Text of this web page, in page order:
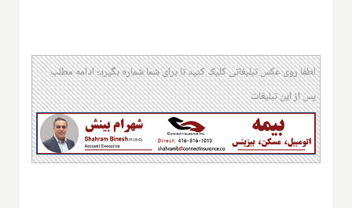
لطفا روی عکس تبلیغاتی کلیک کنید تا برای شما شماره بگیرد؛ ادامه مطلب
پس از این تبلیغات